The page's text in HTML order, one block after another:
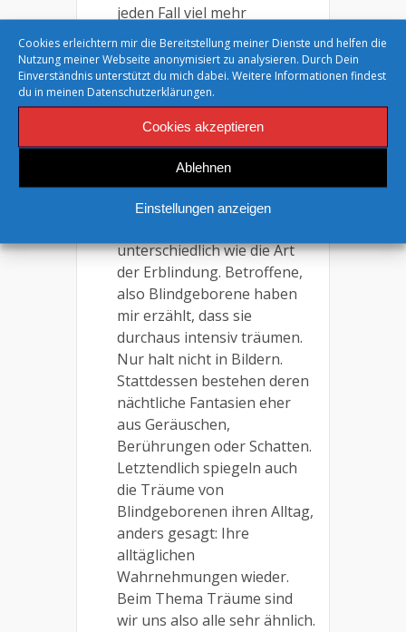
Cookies erleichtern mir die Bereitstellung meiner Dienste und helfen die
Nutzung meiner Webseite anonymisiert zu analysieren. Durch Dein
Einverständnis unterstützt du mich dabei. Weitere Informationen findest
du in meinen Datenschutzerklärungen.
Cookies akzeptieren
Ablehnen
Einstellungen anzeigen
jeden Fall viel mehr
Möglichkeiten.
Blindgeborene
träumen anders
Träumen ist kein Vorrecht
der Sehenden! Wie also
träumen geburtsblinde
Menschen? Ich denke die Art
und Weise ist
unterschiedlich wie die Art
der Erblindung. Betroffene,
also Blindgeborene haben
mir erzählt, dass sie
durchaus intensiv träumen.
Nur halt nicht in Bildern.
Stattdessen bestehen deren
nächtliche Fantasien eher
aus Geräuschen,
Berührungen oder Schatten.
Letztendlich spiegeln auch
die Träume von
Blindgeborenen ihren Alltag,
anders gesagt: Ihre
alltäglichen
Wahrnehmungen wieder.
Beim Thema Träume sind
wir uns also alle sehr ähnlich.